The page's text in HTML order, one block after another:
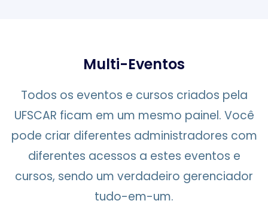
Multi-Eventos
Todos os eventos e cursos criados pela
UFSCAR ficam em um mesmo painel. Você
pode criar diferentes administradores com
diferentes acessos a estes eventos e
cursos, sendo um verdadeiro gerenciador
tudo-em-um.